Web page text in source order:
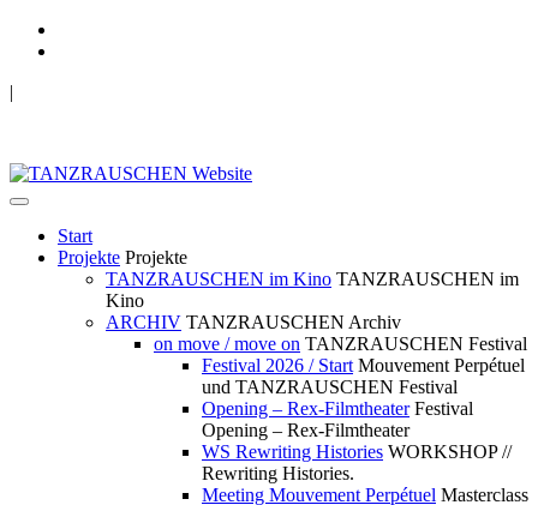
|
Start
Projekte Projekte
TANZRAUSCHEN im Kino TANZRAUSCHEN im
Kino
ARCHIV TANZRAUSCHEN Archiv
on move / move on TANZRAUSCHEN Festival
Festival 2026 / Start Mouvement Perpétuel
und TANZRAUSCHEN Festival
Opening – Rex-Filmtheater Festival
Opening – Rex-Filmtheater
WS Rewriting Histories WORKSHOP //
Rewriting Histories.
Meeting Mouvement Perpétuel Masterclass